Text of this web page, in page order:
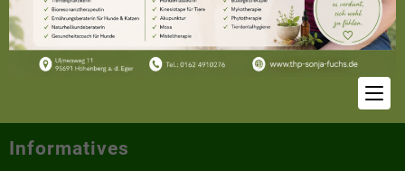
Informatives